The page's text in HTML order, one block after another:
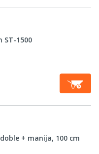
ST-1500
+ manija, 100 cm